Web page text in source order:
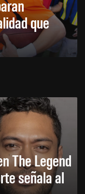
que
The Legend
señala al